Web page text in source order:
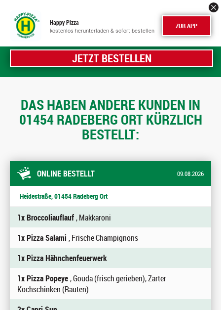
Happy Pizza
kostenlos herunterladen & sofort bestellen ZUR APP
JETZT BESTELLEN
DAS HABEN ANDERE KUNDEN IN
01454 RADEBERG ORT KÜRZLICH
BESTELLT:
ONLINE BESTELLT 09.08.2026
Heidestraße, 01454 Radeberg Ort
1x Broccoliauflauf, Makkaroni
1x Pizza Salami , Frische Champignons
1x Pizza Hähnchenfeuerwerk
1x Pizza Popeye, Gouda (frisch gerieben), Zarter
Kochschinken (Rauten)